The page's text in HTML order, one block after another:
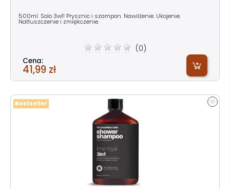
500ml. Solo 3w1! Prysznic i szampon. Nawilżenie. Ukojenie.
Natłuszczenie i zmiękczenie.
(0)
Cena:
41,99 zł
Bestseller